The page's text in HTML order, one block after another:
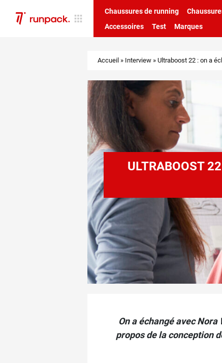
Chaussures de running
Accessoires
Test Marques
Accueil » Interview » Ultraboost 22 : on a
ULTRABOOST
On a échangé avec
propos de la conception